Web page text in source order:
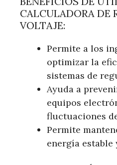
CALCULADORA DE
VOLTAJE:
Permite a los
optimizar la
sistemas de
Ayuda a
equipos
fluctuaciones
Permite
energía estable